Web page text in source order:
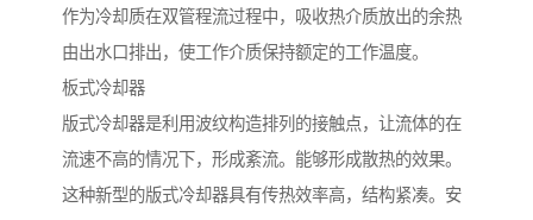
作为冷却质在双管程流过程中，吸收热介质放出的余热
由出水口排出，使工作介质保持额定的工作温度。
板式冷却器
版式冷却器是利用波纹构造排列的接触点，让流体的在
流速不高的情况下，形成紊流。能够形成散热的效果。
这种新型的版式冷却器具有传热效率高，结构紧凑。安